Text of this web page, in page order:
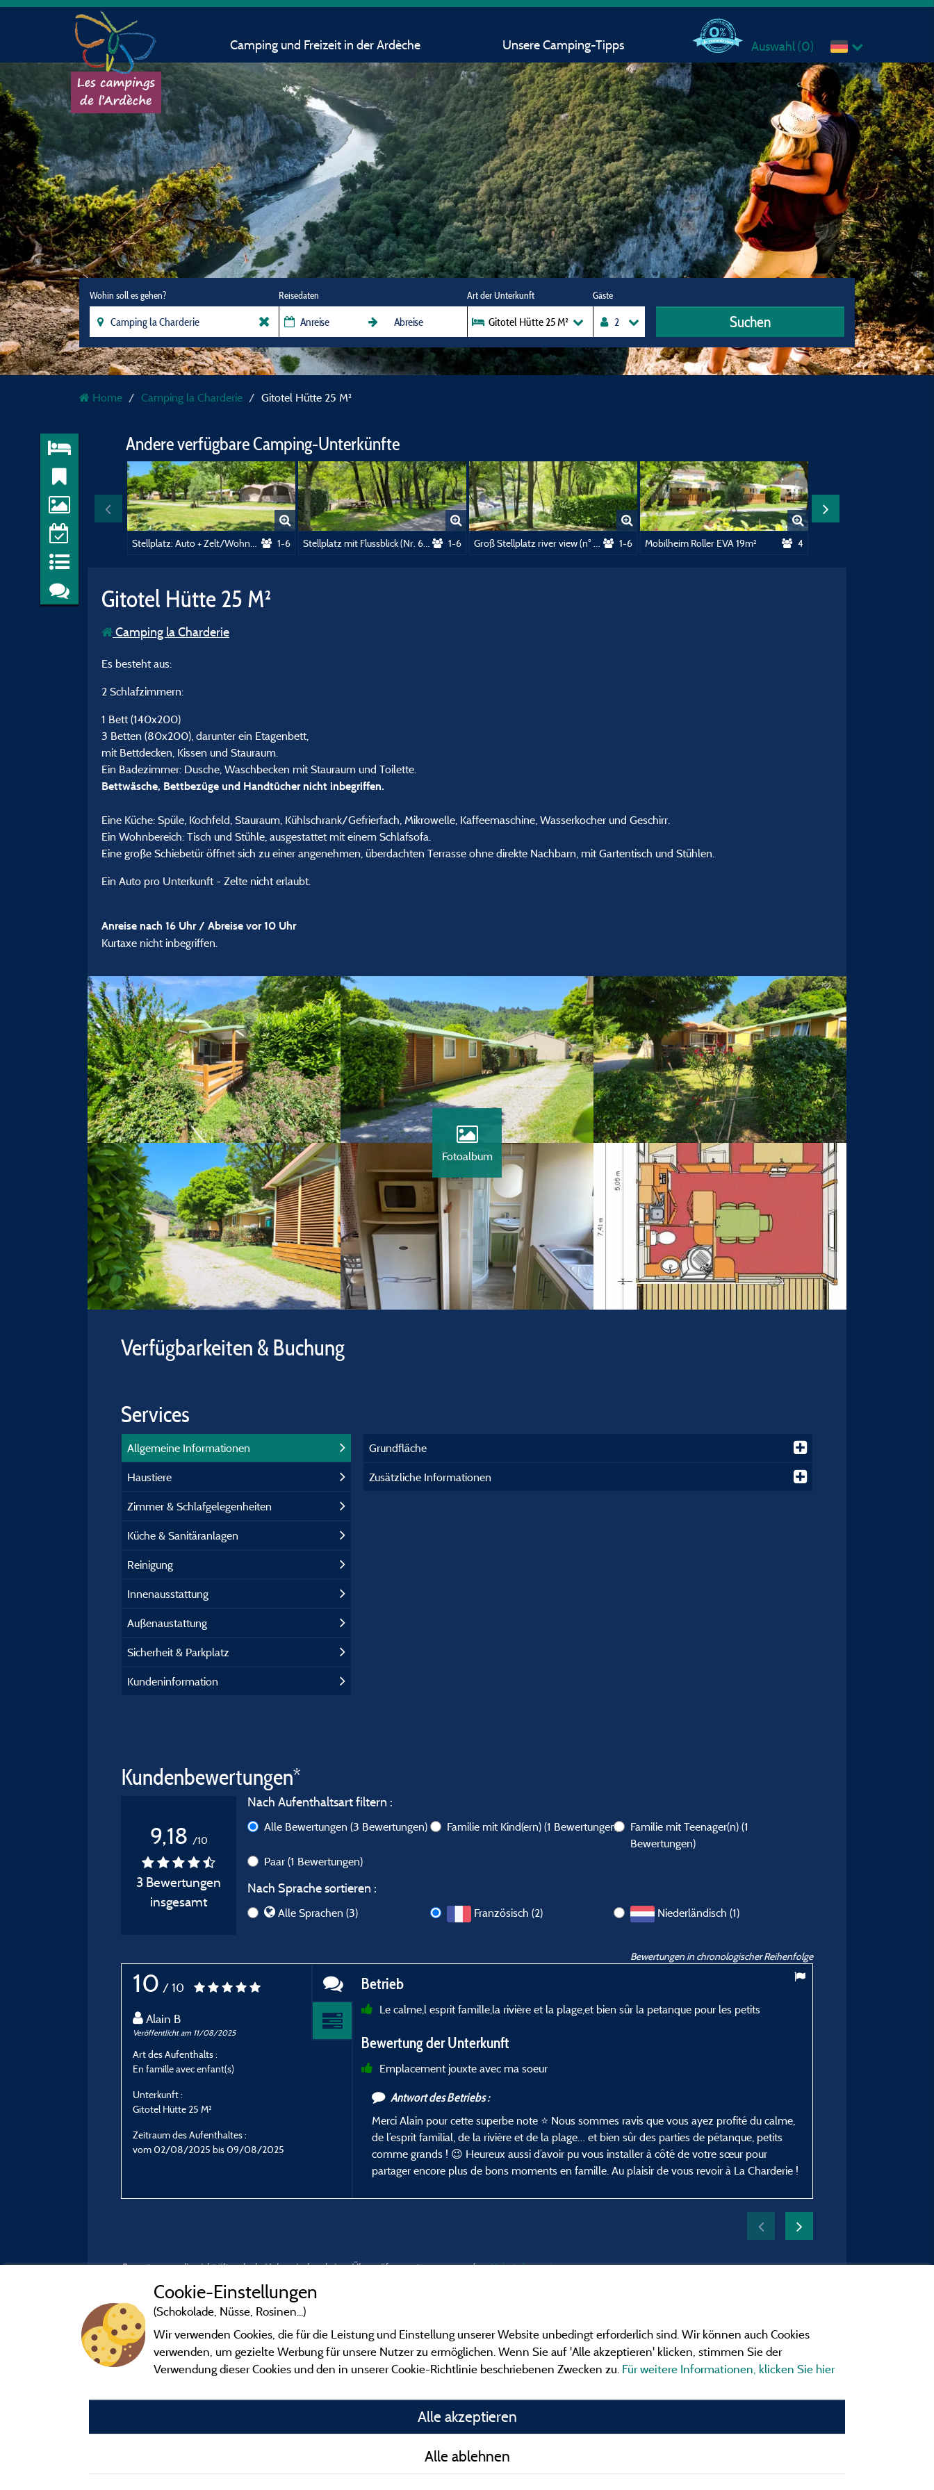
Camping und Freizeit in der Ardèche Unsere Camping-Tipps Auswahl (0)
Wohin soll es gehen? Reisedaten Art der Unterkunft
Gitotel Hütte 25 M²
Gäste
Suchen
Home Camping la Charderie Gitotel Hütte 25 M²
Andere verfügbare Camping-Unterkünfte
1-6 Stellplatz mit Flussblick (Nr. 68 bis 72) 1-6 1-6 Mobilheim Roller EVA 19m² 4
Gitotel Hütte 25 M²
Camping la Charderie
Es besteht aus:
2 Schlafzimmern:
1 Bett (140x200)
3 Betten (80x200), darunter ein Etagenbett,
mit Bettdecken, Kissen und Stauraum.
Ein Badezimmer: Dusche, Waschbecken mit Stauraum und Toilette.
Bettwäsche, Bettbezüge und Handtücher nicht inbegriffen.
Eine Küche: Spüle, Kochfeld, Stauraum, Kühlschrank/Gefrierfach, Mikrowelle, Kaffeemaschine, Wasserkocher und Geschirr.
Ein Wohnbereich: Tisch und Stühle, ausgestattet mit einem Schlafsofa.
Eine große Schiebetür öffnet sich zu einer angenehmen, überdachten Terrasse ohne direkte Nachbarn, mit Gartentisch und Stühlen.
Ein Auto pro Unterkunft - Zelte nicht erlaubt.
Anreise nach 16 Uhr / Abreise vor 10 Uhr
Kurtaxe nicht inbegriffen.
Fotoalbum
Verfügbarkeiten & Buchung
Services
Allgemeine Informationen
Haustiere
Zimmer & Schlafgelegenheiten
Küche & Sanitäranlagen
Reinigung
Innenausstattung
Außenaustattung
Sicherheit & Parkplatz
Kundeninformation
Grundfläche
Zusätzliche Informationen
Kundenbewertungen*
9,18 /10
3 Bewertungen
insgesamt
Nach Aufenthaltsart filtern :
Alle Bewertungen (3 Bewertungen) Familie mit Kind(ern)(1 Bewertungen) Familie mit Teenager(n) (1
Bewertungen)
Paar (1 Bewertungen)
Nach Sprache sortieren :
Alle Sprachen (3) Französisch (2) Niederländisch (1)
Bewertungen in chronologischer Reihenfolge
10 / 10
Alain B
Veröffentlicht am 11/08/2025
Art des Aufenthalts :
En famille avec enfant(s)
Unterkunft :
Gitotel Hütte 25 M²
Zeitraum des Aufenthaltes :
vom 02/08/2025 bis 09/08/2025
Betrieb
Le calme,l esprit famille,la rivière et la plage,et bien sûr la petanque pour les petits
Bewertung der Unterkunft
Emplacement jouxte avec ma soeur
Antwort des Betriebs :
Merci Alain pour cette superbe note ⭐ Nous sommes ravis que vous ayez profité du calme,
de l’esprit familial, de la rivière et de la plage… et bien sûr des parties de pétanque, petits
comme grands ! 😉 Heureux aussi d’avoir pu vous installer à côté de votre sœur pour
partager encore plus de bons moments en famille. Au plaisir de vous revoir à La Charderie !
Bewertungen, die nicht älter als drei Jahre sind und einer Überprüfung unterzogen wurden.Mehr Informationen
Cookie-Einstellungen
(Schokolade, Nüsse, Rosinen...)
Wir verwenden Cookies, die für die Leistung und Einstellung unserer Website unbedingt erforderlich sind. Wir können auch Cookies
verwenden, um gezielte Werbung für unsere Nutzer zu ermöglichen. Wenn Sie auf 'Alle akzeptieren' klicken, stimmen Sie der
Verwendung dieser Cookies und den in unserer Cookie-Richtlinie beschriebenen Zwecken zu. Für weitere Informationen, klicken Sie hier
Alle akzeptieren
Alle ablehnen